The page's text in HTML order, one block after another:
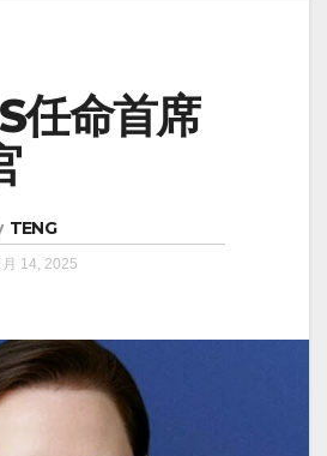
任命首席
TENG
月 14, 2025